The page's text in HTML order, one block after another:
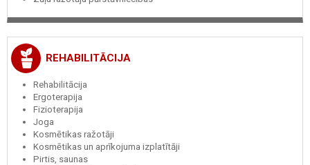
REHABILITĀCIJA
Rehabilitācija
Ergoterapija
Fizioterapija
Joga
Kosmētikas ražotāji
Kosmētikas un aprīkojuma izplatītāji
Pirtis, saunas